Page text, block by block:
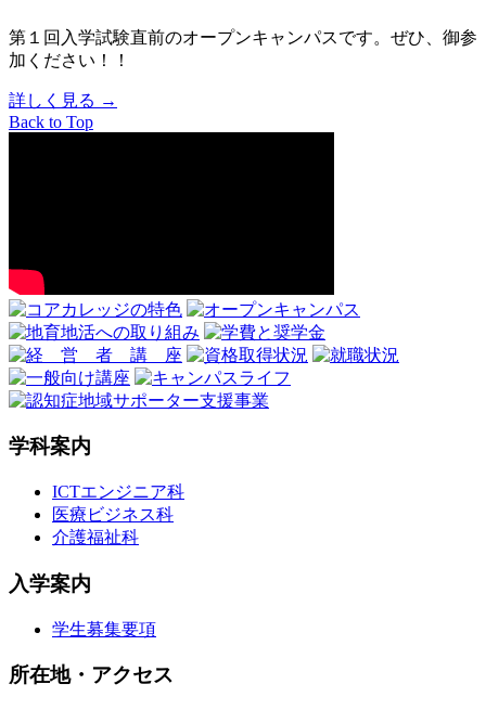
第１回入学試験直前のオープンキャンパスです。ぜひ、御参
加ください！！
詳しく見る →
Back to Top
学科案内
ICTエンジニア科
医療ビジネス科
介護福祉科
入学案内
学生募集要項
所在地・アクセス